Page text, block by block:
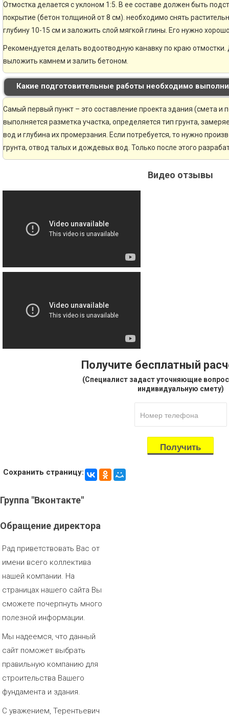
Отмостка делается с уклоном 1:5. В ее составе должен быть
покрытие (бетон толщиной от 8 см). необходимо снять
глубину 10-15 см и заложить слой мягкой глины. Его нужно
Рекомендуется делать водоотводную канавку по краю
выложить камнем и залить бетоном.
Какие подготовительные работы необходимо
Самый первый пункт – это составление проекта здания (смета и
выполняется разметка участка, определяется тип грунта,
вод и глубина их промерзания. Если потребуется, то нужно
грунта, отвод талых и дождевых вод. Только после этого
Видео отзывы
Получите бесплатный
(Специалист задаст уточняющие
индивидуальную смету)
Сохранить страницу:
Группа "Вконтакте"
Обращение директора
Рад приветствовать Вас от
имени всего коллектива
нашей компании. На
страницах нашего сайта Вы
сможете почерпнуть много
полезной информации.
Мы надеемся, что данный
сайт поможет выбрать
правильную компанию для
строительства Вашего
фундамента и здания.
С уважением, Терентьевич